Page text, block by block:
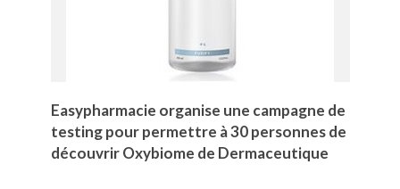
Easypharmacie organise une campagne de
testing pour permettre à 30 personnes de
découvrir Oxybiome de Dermaceutique